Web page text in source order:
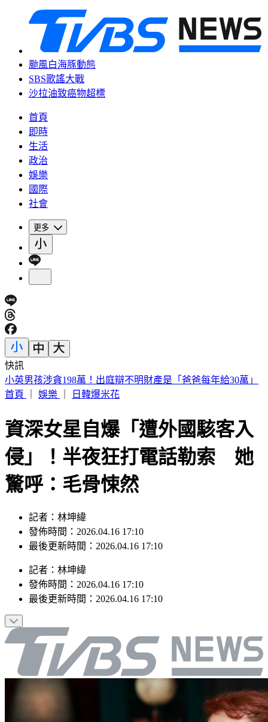
颱風白海豚動態
SBS歌謠大戰
沙拉油致癌物超標
首頁
即時
生活
政治
娛樂
國際
社會
更多
快訊
小英男孩涉貪198萬！出庭辯不明財產是「爸爸每年給30萬」
首頁
娛樂 日韓爆米花
資深女星自爆「遭外國駭客入
侵」！半夜狂打電話勒索 她
驚呼：毛骨悚然
記者：林坤緯
發佈時間：2026.04.16 17:10
最後更新時間：2026.04.16 17:10
記者 ： 林坤緯
發佈時間： 2026.04.16 17:10
最後更新時間： 2026.04.16 17:10